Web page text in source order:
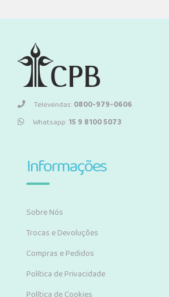
Televendas:0800-979-0606
Whatsapp:15 9 8100 5073
Informações
Sobre Nós
Trocas e Devoluções
Compras e Pedidos
Política de Privacidade